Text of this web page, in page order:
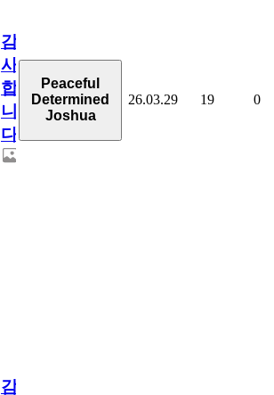
감
사
합
니
다
Peaceful
Determined
Joshua
26.03.29 19 0
감